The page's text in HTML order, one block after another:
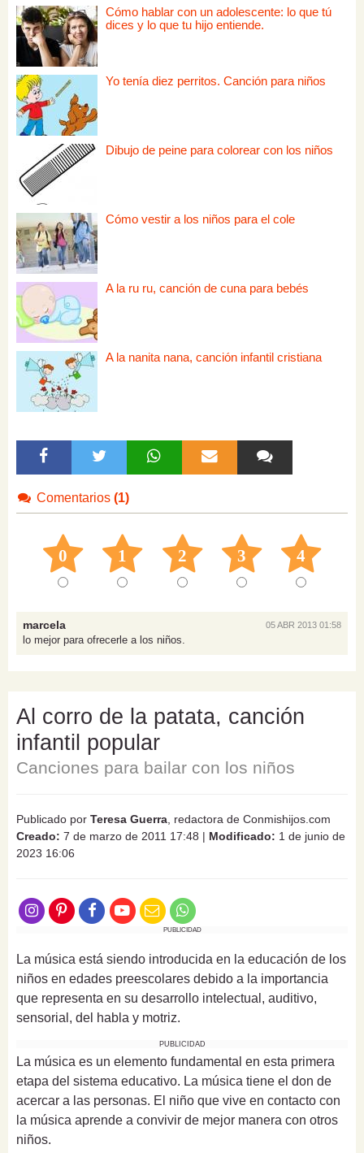
Cómo hablar con un adolescente: lo que tú
dices y lo que tu hijo entiende.
Yo tenía diez perritos. Canción para niños
Dibujo de peine para colorear con los niños
Cómo vestir a los niños para el cole
A la ru ru, canción de cuna para bebés
A la nanita nana, canción infantil cristiana
Comentarios (1)
0 1 2 3 4
05 ABR 2013 01:58
marcela
lo mejor para ofrecerle a los niños.
Al corro de la patata, canción
infantil popular
Canciones para bailar con los niños
Publicado por Teresa Guerra, redactora de Conmishijos.com
Creado: 7 de marzo de 2011 17:48 | Modificado: 1 de junio de
2023 16:06
PUBLICIDAD
La música está siendo introducida en la educación de los
niños en edades preescolares debido a la importancia
que representa en su desarrollo intelectual, auditivo,
sensorial, del habla y motriz.
PUBLICIDAD
La música es un elemento fundamental en esta primera
etapa del sistema educativo. La música tiene el don de
acercar a las personas. El niño que vive en contacto con
la música aprende a convivir de mejor manera con otros
niños.